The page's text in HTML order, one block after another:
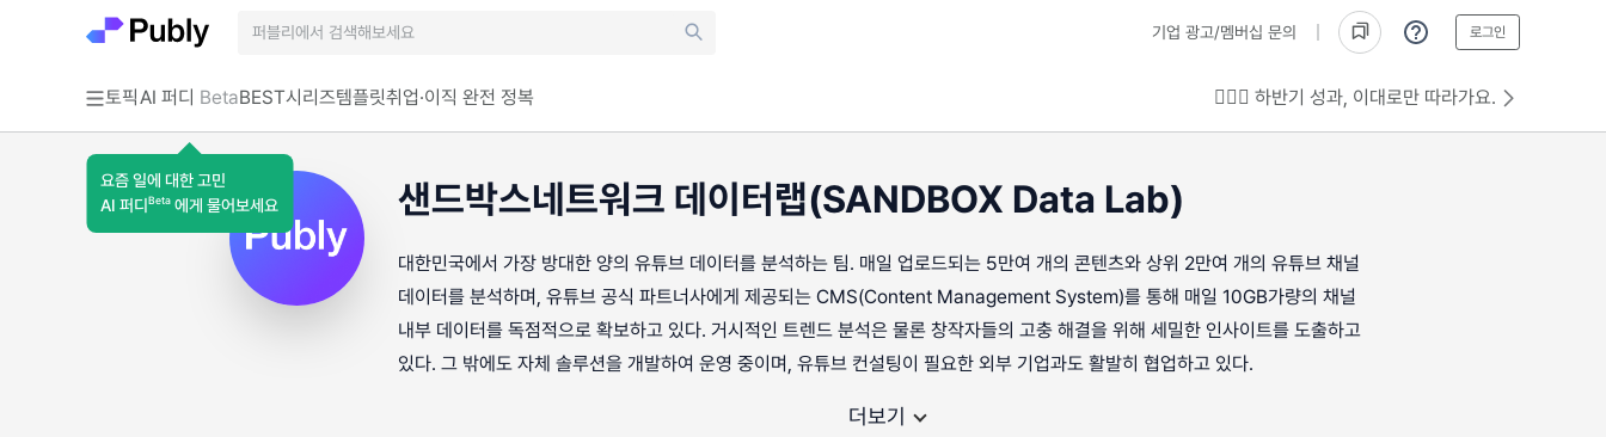
기업 광고/멤버십 문의 로그인
토픽AI 퍼디 Beta
요즘 일에 대한 고민
AI 퍼디 Beta 에게 물어보세요
BEST시리즈템플릿취업·이직 완전 정복 💁🏻‍♂️ 하반기 성과, 이대로만 따라가요.
샌드박스네트워크 데이터랩(SANDBOX Data Lab)
대한민국에서 가장 방대한 양의 유튜브 데이터를 분석하는 팀. 매일 업로드되는 5만여 개의 콘텐츠와 상위 2만여 개의 유튜브 채널
데이터를 분석하며, 유튜브 공식 파트너사에게 제공되는 CMS(Content Management System)를 통해 매일 10GB가량의 채널
내부 데이터를 독점적으로 확보하고 있다. 거시적인 트렌드 분석은 물론 창작자들의 고충 해결을 위해 세밀한 인사이트를 도출하고
있다. 그 밖에도 자체 솔루션을 개발하여 운영 중이며, 유튜브 컨설팅이 필요한 외부 기업과도 활발히 협업하고 있다.
더보기